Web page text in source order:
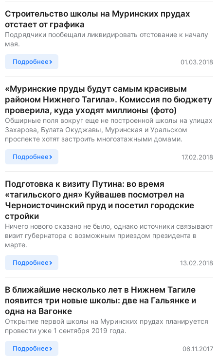
Строительство школы на Муринских прудах
отстает от графика
Подрядчики пообещали ликвидировать отстование к началу
мая.
Подробнее 01.03.2018
«Муринские пруды будут самым красивым
районом Нижнего Тагила». Комиссия по бюджету
проверила, куда уходят миллионы (фото)
Обширные поля вокруг еще не построенной школы на улицах
Захарова, Булата Окуджавы, Муринская и Уральском
проспекте хотят застроить многоэтажными домами.
Подробнее 17.02.2018
Подготовка к визиту Путина: во время
«тагильского дня» Куйвашев посмотрел на
Черноисточинский пруд и посетил городские
стройки
Ничего нового сказано не было, однако источники связывают
визит губернатора с возможным приездом президента в
марте.
Подробнее 13.02.2018
В ближайшие несколько лет в Нижнем Тагиле
появится три новые школы: две на Гальянке и
одна на Вагонке
Открытие первой школы на Муринских прудах планируется
провести уже 1 сентября 2019 года.
Подробнее 06.11.2017